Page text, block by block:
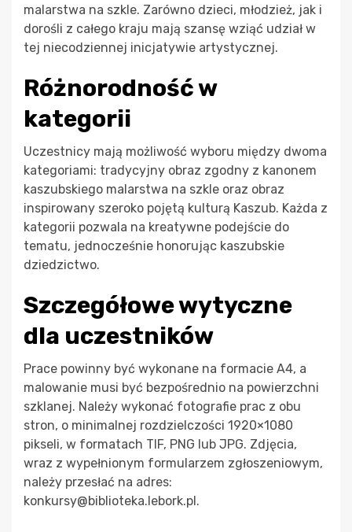
malarstwa na szkle. Zarówno dzieci, młodzież, jak i
dorośli z całego kraju mają szansę wziąć udział w
tej niecodziennej inicjatywie artystycznej.
Różnorodność w
kategorii
Uczestnicy mają możliwość wyboru między dwoma
kategoriami: tradycyjny obraz zgodny z kanonem
kaszubskiego malarstwa na szkle oraz obraz
inspirowany szeroko pojętą kulturą Kaszub. Każda z
kategorii pozwala na kreatywne podejście do
tematu, jednocześnie honorując kaszubskie
dziedzictwo.
Szczegółowe wytyczne
dla uczestników
Prace powinny być wykonane na formacie A4, a
malowanie musi być bezpośrednio na powierzchni
szklanej. Należy wykonać fotografie prac z obu
stron, o minimalnej rozdzielczości 1920×1080
pikseli, w formatach TIF, PNG lub JPG. Zdjęcia,
wraz z wypełnionym formularzem zgłoszeniowym,
należy przesłać na adres:
konkursy@biblioteka.lebork.pl.